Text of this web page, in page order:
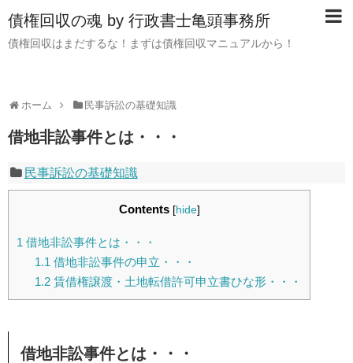
債権回収の魂 by 行政書士亀頭事務所
債権回収はまだするな！まずは債権回収マニュアルから！
ホーム 民事訴訟の基礎知識
借地非訟事件とは・・・
民事訴訟の基礎知識
Contents [hide]
1 借地非訟事件とは・・・
1.1 借地非訟事件の申立・・・
1.2賃借権譲渡・土地転借許可申立書ひな形・・・
借地非訟事件とは・・・